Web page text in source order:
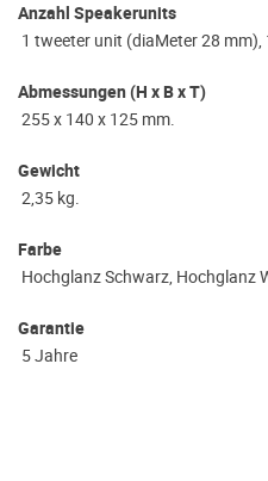
Anzahl Speakerunits
1 tweeter unit (diaMeter 28
Abmessungen (H x B x T)
255 x 140 x 125 mm.
Gewicht
2,35 kg.
Farbe
Hochglanz Schwarz, Hochglanz
Garantie
5 Jahre